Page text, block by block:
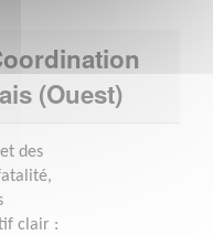
(Ouest)
des
clair :